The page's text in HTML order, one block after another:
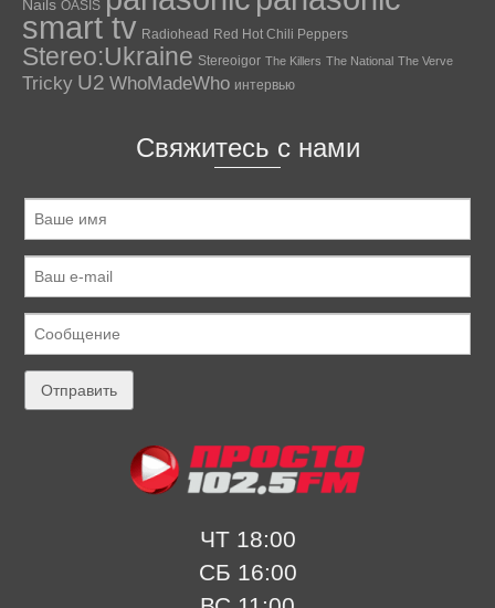
Nails OASIS
smart tv Radiohead Red Hot Chili Peppers
Stereo:Ukraine Stereoigor The Killers The National The Verve
Tricky U2 WhoMadeWho интервью
Свяжитесь с нами
ЧТ 18:00
СБ 16:00